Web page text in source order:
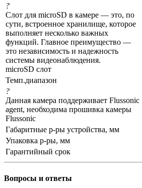
?
Слот для microSD в камере — это, по
сути, встроенное хранилище, которое
выполняет несколько важных
функций. Главное преимущество —
это независимость и надежность
системы видеонаблюдения.
microSD слот
Темп.диапазон
?
Данная камера поддерживает Flussonic
agent, необходима прошивка камеры
Flussonic
Габаритные р-ры устройства, мм
Упаковка р-ры, мм
Гарантийный срок
Вопросы и ответы